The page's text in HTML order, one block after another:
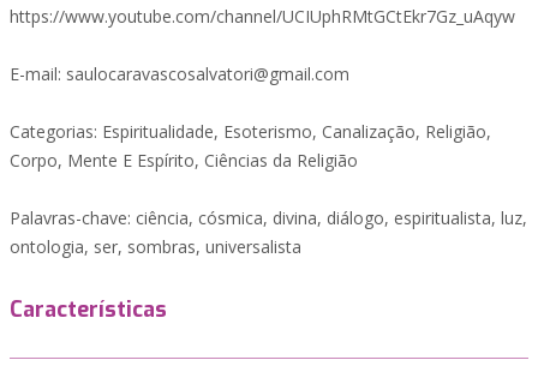
https://www.youtube.com/channel/UCIUphRMtGCtEkr7Gz_uAqyw
E-mail: saulocaravascosalvatori@gmail.com
Categorias: Espiritualidade, Esoterismo, Canalização, Religião,
Corpo, Mente E Espírito, Ciências da Religião
Palavras-chave: ciência, cósmica, divina, diálogo, espiritualista, luz,
ontologia, ser, sombras, universalista
Características